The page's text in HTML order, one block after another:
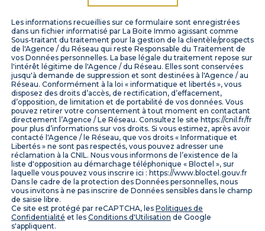
Les informations recueillies sur ce formulaire sont enregistrées
dans un fichier informatisé par La Boite Immo agissant comme
Sous-traitant du traitement pour la gestion de la clientèle/prospects
de l'Agence / du Réseau qui reste Responsable du Traitement de
vos Données personnelles. La base légale du traitement repose sur
l'intérêt légitime de l'Agence / du Réseau. Elles sont conservées
jusqu'à demande de suppression et sont destinées à l'Agence / au
Réseau. Conformément à la loi « informatique et libertés », vous
disposez des droits d’accès, de rectification, d’effacement,
d’opposition, de limitation et de portabilité de vos données. Vous
pouvez retirer votre consentement à tout moment en contactant
directement l’Agence / Le Réseau. Consultez le site https://cnil.fr/fr
pour plus d’informations sur vos droits. Si vous estimez, après avoir
contacté l'Agence / le Réseau, que vos droits « Informatique et
Libertés » ne sont pas respectés, vous pouvez adresser une
réclamation à la CNIL. Nous vous informons de l’existence de la
liste d'opposition au démarchage téléphonique « Bloctel », sur
laquelle vous pouvez vous inscrire ici : https://www.bloctel.gouv.fr
Dans le cadre de la protection des Données personnelles, nous
vous invitons à ne pas inscrire de Données sensibles dans le champ
de saisie libre.
Ce site est protégé par reCAPTCHA, les Politiques de
Confidentialité et les Conditions d'Utilisation de Google
s'appliquent.